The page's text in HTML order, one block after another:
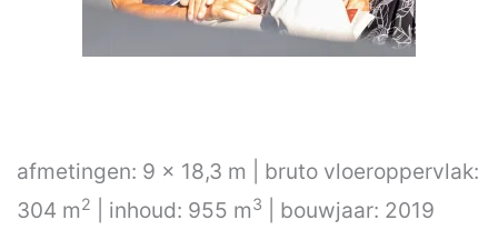
afmetingen: 9 x 18,3 m | bruto vloeroppervlak:
304 m2 | inhoud: 955 m3 | bouwjaar: 2019